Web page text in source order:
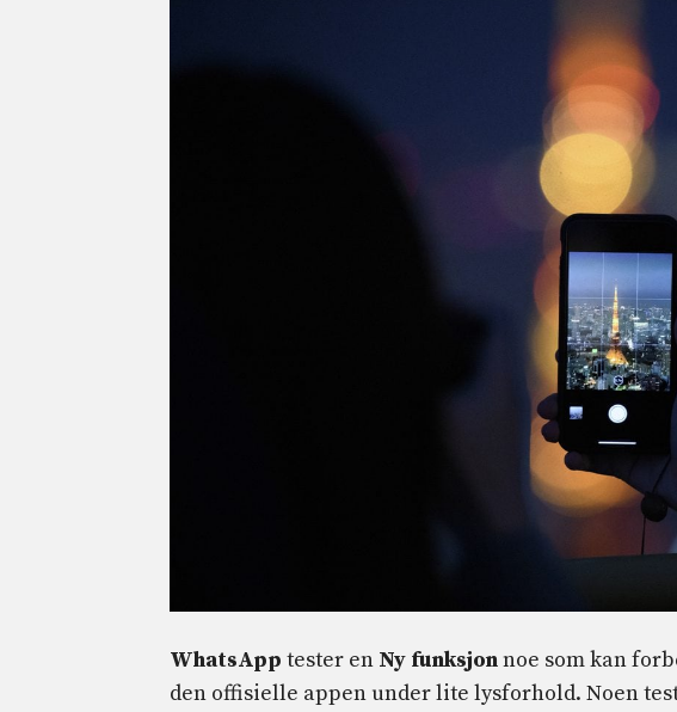
WhatsApp tester en Ny funksjonnoe som kan
den offisielle appen under lite lysforhold. Noen